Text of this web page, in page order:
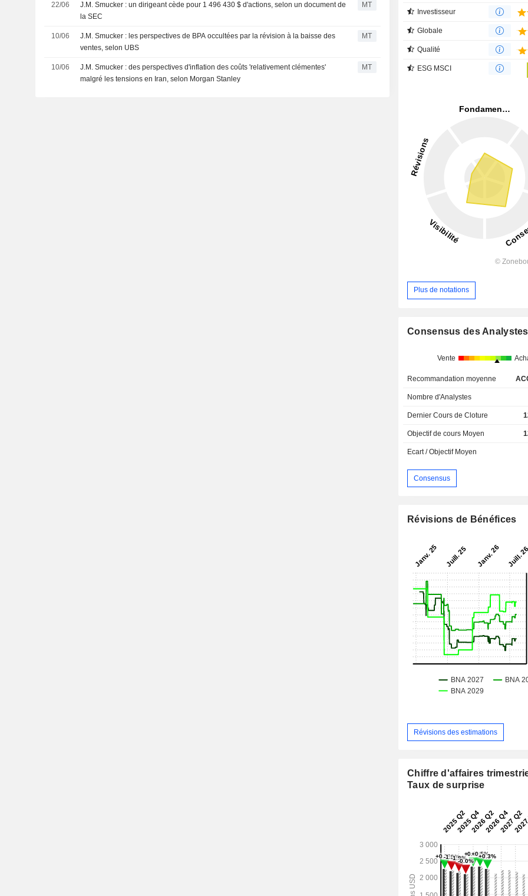
22/06
J.M. Smucker : un dirigeant cède pour 1 496 430 $ d'actions, selon un document de
la SEC
MT
10/06
J.M. Smucker : les perspectives de BPA occultées par la révision à la baisse des
ventes, selon UBS
MT
10/06
J.M. Smucker : des perspectives d'inflation des coûts 'relativement clémentes'
malgré les tensions en Iran, selon Morgan Stanley
MT
Investisseur
Globale
Qualité
ESG MSCI
Plus de notations
Consensus des Analystes
Vente
Recommandation moyenne
Nombre d'Analystes
Dernier Cours de Cloture
Objectif de cours Moyen
Ecart / Objectif Moyen
Consensus
Révisions de Bénéfices
Révisions des estimations
Chiffre d'affaires
Taux de surprise